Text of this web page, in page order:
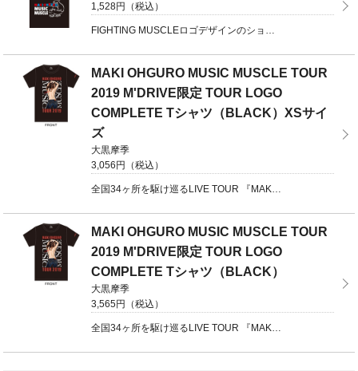
1,528円（税込）
FIGHTING MUSCLEロゴデザインのショッピングバッグ☆通うのが億劫になりがちなスポーツジム ...
MAKI OHGURO MUSIC MUSCLE TOUR
2019 M'DRIVE限定 TOUR LOGO
COMPLETE Tシャツ（BLACK）XSサイ
ズ
大黒摩季
3,056円（税込）
全国34ヶ所を駆け巡るLIVE TOUR 『MAKI OHGURO MUSIC MUSCLE TOU ...
MAKI OHGURO MUSIC MUSCLE TOUR
2019 M'DRIVE限定 TOUR LOGO
COMPLETE Tシャツ（BLACK）
大黒摩季
3,565円（税込）
全国34ヶ所を駆け巡るLIVE TOUR 『MAKI OHGURO MUSIC MUSCLE TOU ...